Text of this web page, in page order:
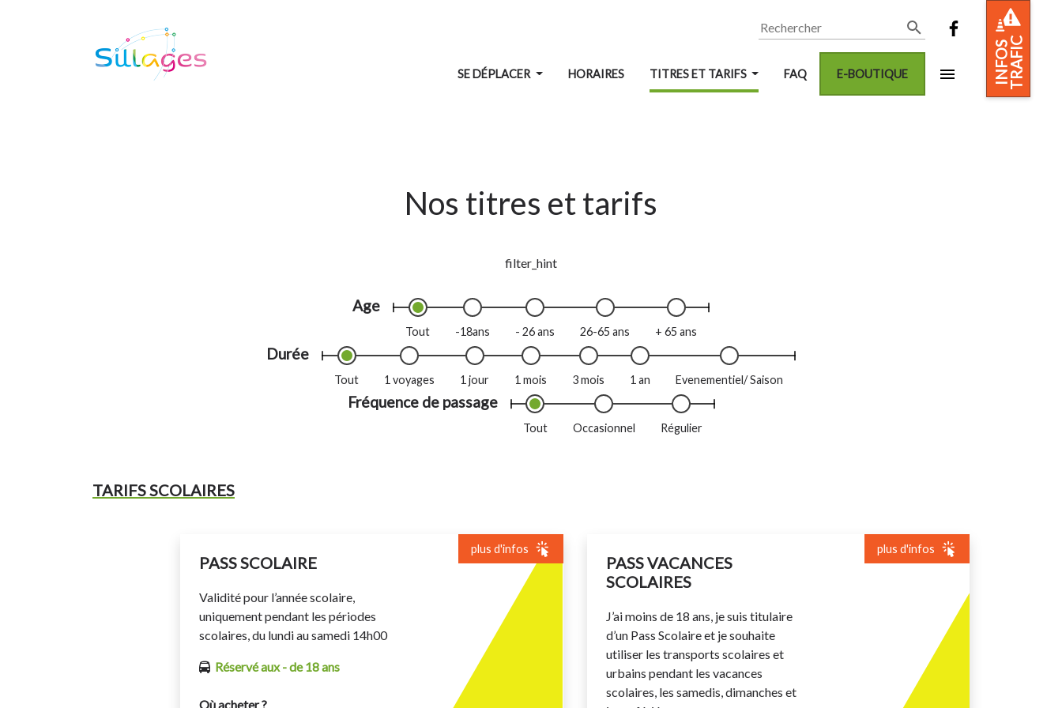
INFOSTRAFIC
Rechercher
SE DÉPLACER HORAIRES TITRES ET TARIFS FAQ E-BOUTIQUE
Nos titres et tarifs
filter_hint
Age
Tout -18ans - 26 ans 26-65 ans + 65 ans
Durée
Tout 1 voyages 1 jour 1 mois 3 mois 1 an Evenementiel/ Saison
Fréquence de passage
Tout Occasionnel Régulier
TARIFS SCOLAIRES
plus d'infos
PASS SCOLAIRE
Validité pour l’année scolaire,
uniquement pendant les périodes
scolaires, du lundi au samedi 14h00
Réservé aux - de 18 ans
Où acheter ?
plus d'infos
PASS VACANCES
SCOLAIRES
J’ai moins de 18 ans, je suis titulaire
d’un Pass Scolaire et je souhaite
utiliser les transports scolaires et
urbains pendant les vacances
scolaires, les samedis, dimanches et